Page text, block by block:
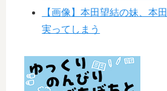
【画像】本田望結の妹、本
実ってしまう